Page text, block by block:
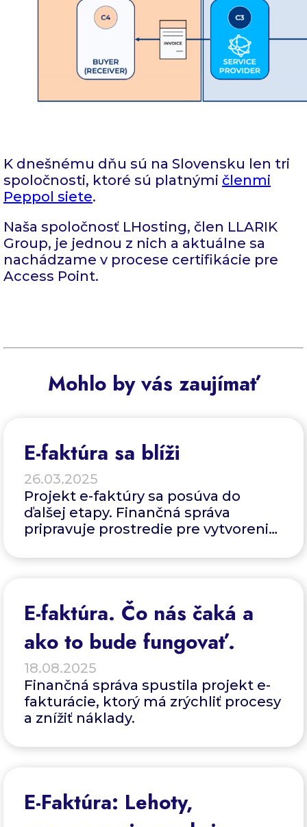
K dnešnému dňu sú na Slovensku len tri
spoločnosti, ktoré sú platnými členmi
Peppol siete.
Naša spoločnosť LHosting, člen LLARIK
Group, je jednou z nich a aktuálne sa
nachádzame v procese certifikácie pre
Access Point.
Mohlo by vás zaujímať
E-faktúra sa blíži
26.03.2025
Projekt e-faktúry sa posúva do
ďalšej etapy. Finančná správa
pripravuje prostredie pre vytvorenie
E-faktúra. Čo nás čaká a
ako to bude fungovať.
18.08.2025
Finančná správa spustila projekt e-
fakturácie, ktorý má zrýchliť procesy
a znížiť náklady.
E-Faktúra: Lehoty,